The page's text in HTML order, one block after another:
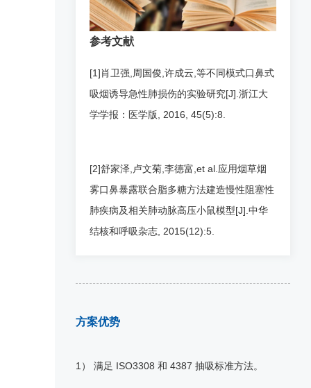
参考文献
[1]肖卫强,周国俊,许成云,等不同模式口鼻式
吸烟诱导急性肺损伤的实验研究[J].浙江大
学学报：医学版, 2016, 45(5):8.
[2]舒家泽,卢文菊,李德富,et al.应用烟草烟
雾口鼻暴露联合脂多糖方法建造慢性阻塞性
肺疾病及相关肺动脉高压小鼠模型[J].中华
结核和呼吸杂志, 2015(12):5.
方案优势
1） 满足 ISO3308 和 4387 抽吸标准方法。